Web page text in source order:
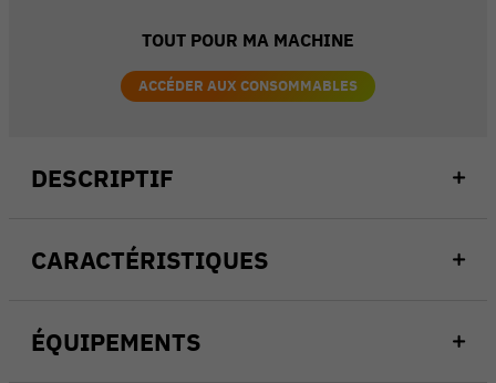
DESCRIPTIF
CARACTÉRISTIQUES
ÉQUIPEMENTS
TOUT POUR MA MACHINE
ACCÉDER AUX CONSOMMABLES